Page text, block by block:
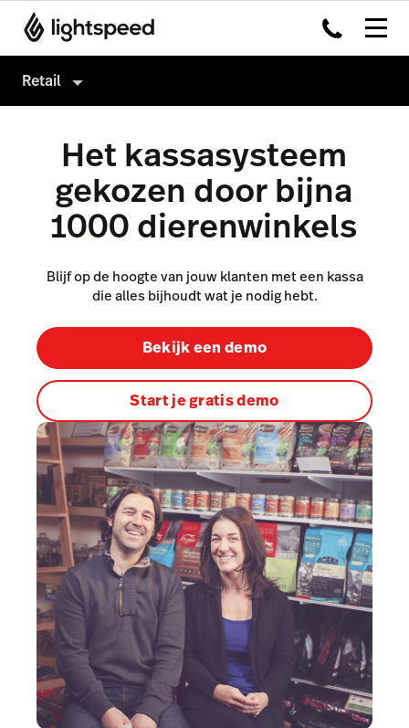
Retail
Producten
Kassasysteem
Omnichannel
Payments
Capital
Service Orders
Inventory
Accounting
Marketing & Loyalty
AI Showroom
Scanner
Hardware
Integraties
Multi-locatie
Klanten
Het kassasysteem
gekozen door bijna
1000 dierenwinkels
Blijf op de hoogte van jouw klanten met een kassa
die alles bijhoudt wat je nodig hebt.
Bekijk een demo
Start je gratis demo